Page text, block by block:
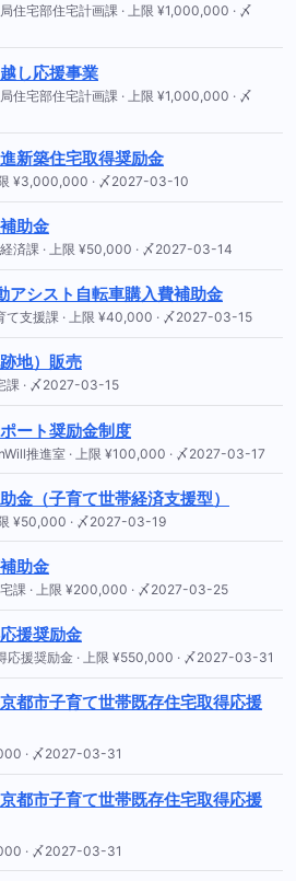
住宅部住宅計画課 · 上限 ¥1,000,000 · 〆
し応援事業
住宅部住宅計画課 · 上限 ¥1,000,000 · 〆
新築住宅取得奨励金
限 ¥3,000,000 · 〆2027-03-10
助金
済課 · 上限 ¥50,000 · 〆2027-03-14
アシスト自転車購入費補助金
て支援課 · 上限 ¥40,000 · 〆2027-03-15
地）販売
課 · 〆2027-03-15
ート奨励金制度
推進室 · 上限 ¥100,000 · 〆2027-03-17
金（子育て世帯経済支援型）
限 ¥50,000 · 〆2027-03-19
助金
宅課 · 上限 ¥200,000 · 〆2027-03-25
援奨励金
応援奨励金 · 上限 ¥550,000 · 〆2027-03-31
都市子育て世帯既存住宅取得応援
· 〆2027-03-31
都市子育て世帯既存住宅取得応援
· 〆2027-03-31